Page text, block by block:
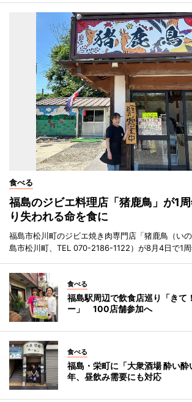
食べる
福島のジビエ料理店「猪鹿鳥」が1
り失われる命を食に
福島市松川町のジビエ焼き肉専門店「猪鹿鳥（い
島市松川町、TEL 070-2186-1122）が8月4日で1周
食べる
福島駅周辺で飲食店巡り「きて
ー」 100店舗参加へ
食べる
福島・栄町に「大衆酒場 酔い
年、昼飲み需要にも対応